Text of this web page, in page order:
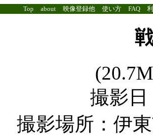
Top about 映像登録他 使い方 FAQ
撮影日
撮影場所：伊